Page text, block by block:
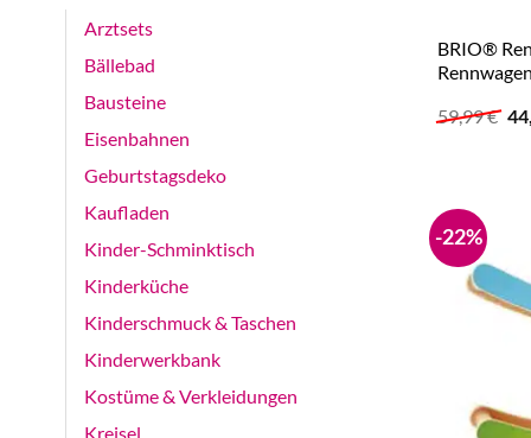
Arztsets
Bällebad
Bausteine
Eisenbahnen
Geburtstagsdeko
Kaufladen
Kinder-Schminktisch
Kinderküche
Kinderschmuck & Taschen
Kinderwerkbank
Kostüme & Verkleidungen
Kreisel
BRIO®
Rennwagen
59,99€
-22%